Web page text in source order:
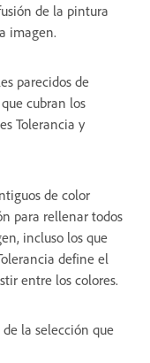
de la pintura
imagen.
parecidos de
cubran los
Tolerancia y
de color
para rellenar todos
incluso los que
define el
entre los colores.
de la selección que